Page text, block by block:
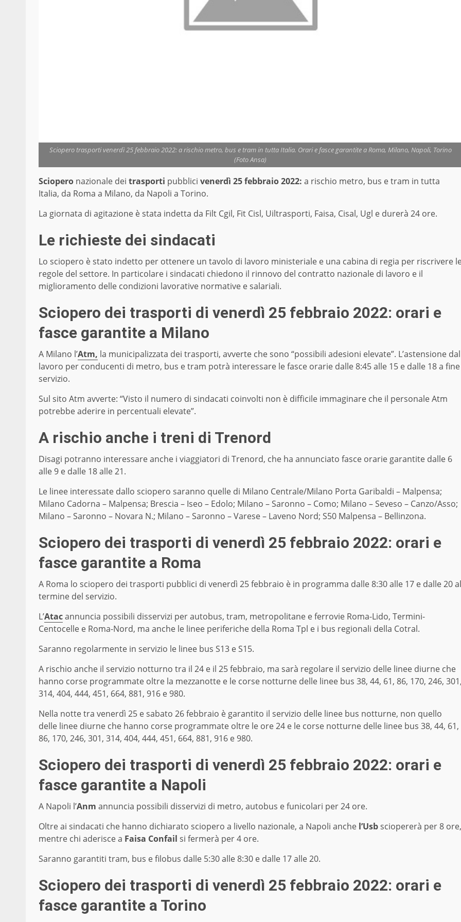
Sciopero trasporti venerdì 25 febbraio 2022: a rischio metro, bus e tram in tutta Italia. Orari e fasce garantite a Roma, Milano, Napoli, Torino
(Foto Ansa)
Sciopero nazionale dei trasporti pubblici venerdì 25 febbraio 2022: a rischio metro, bus e tram in tutta
Italia, da Roma a Milano, da Napoli a Torino.
La giornata di agitazione è stata indetta da Filt Cgil, Fit Cisl, Uiltrasporti, Faisa, Cisal, Ugl e durerà 24 ore.
Le richieste dei sindacati
Lo sciopero è stato indetto per ottenere un tavolo di lavoro ministeriale e una cabina di regia per riscrivere
regole del settore. In particolare i sindacati chiedono il rinnovo del contratto nazionale di lavoro e il
miglioramento delle condizioni lavorative normative e salariali.
Sciopero dei trasporti di venerdì 25 febbraio 2022: orari e
fasce garantite a Milano
A Milano l’Atm, la municipalizzata dei trasporti, avverte che sono “possibili adesioni elevate”. L’astensione dal
lavoro per conducenti di metro, bus e tram potrà interessare le fasce orarie dalle 8:45 alle 15 e dalle 18 a fine
servizio.
Sul sito Atm avverte: “Visto il numero di sindacati coinvolti non è difficile immaginare che il personale Atm
potrebbe aderire in percentuali elevate”.
A rischio anche i treni di Trenord
Disagi potranno interessare anche i viaggiatori di Trenord, che ha annunciato fasce orarie garantite dalle 6
alle 9 e dalle 18 alle 21.
Le linee interessate dallo sciopero saranno quelle di Milano Centrale/Milano Porta Garibaldi – Malpensa;
Milano Cadorna – Malpensa; Brescia – Iseo – Edolo; Milano – Saronno – Como; Milano – Seveso – Canzo/Asso;
Milano – Saronno – Novara N.; Milano – Saronno – Varese – Laveno Nord; S50 Malpensa – Bellinzona.
Sciopero dei trasporti di venerdì 25 febbraio 2022: orari e
fasce garantite a Roma
A Roma lo sciopero dei trasporti pubblici di venerdì 25 febbraio è in programma dalle 8:30 alle 17 e dalle 20 al
termine del servizio.
L’Atacannuncia possibili disservizi per autobus, tram, metropolitane e ferrovie Roma-Lido, Termini-
Centocelle e Roma-Nord, ma anche le linee periferiche della Roma Tpl e i bus regionali della Cotral.
Saranno regolarmente in servizio le linee bus S13 e S15.
A rischio anche il servizio notturno tra il 24 e il 25 febbraio, ma sarà regolare il servizio delle linee diurne che
hanno corse programmate oltre la mezzanotte e le corse notturne delle linee bus 38, 44, 61, 86, 170, 246,
314, 404, 444, 451, 664, 881, 916 e 980.
Nella notte tra venerdì 25 e sabato 26 febbraio è garantito il servizio delle linee bus notturne, non quello
delle linee diurne che hanno corse programmate oltre le ore 24 e le corse notturne delle linee bus 38, 44, 61,
86, 170, 246, 301, 314, 404, 444, 451, 664, 881, 916 e 980.
Sciopero dei trasporti di venerdì 25 febbraio 2022: orari e
fasce garantite a Napoli
A Napoli l’Anm annuncia possibili disservizi di metro, autobus e funicolari per 24 ore.
Oltre ai sindacati che hanno dichiarato sciopero a livello nazionale, a Napoli anche l’Usbsciopererà per 8 ore,
mentre chi aderisce a Faisa Confail si fermerà per 4 ore.
Saranno garantiti tram, bus e filobus dalle 5:30 alle 8:30 e dalle 17 alle 20.
Sciopero dei trasporti di venerdì 25 febbraio 2022: orari e
fasce garantite a Torino